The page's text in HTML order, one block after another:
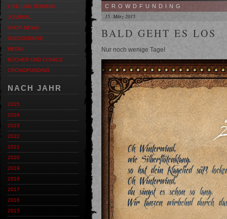
LIVE UND TERMINE
JOURNAL
SHOP-NEWS
DISCOGRAFIE
MEDIA
BÜCHER UND COMICS
CROWDFUNDING
NACH JAHR
2025
2024
2023
2022
2021
2020
2019
2018
2017
2016
2015
CROWDFUNDING
15. März 2015
BALD GEHT ES LOS
Nur noch wenige Tage!